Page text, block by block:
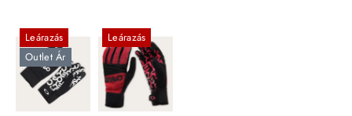
Leárazás
Outlet Ár
Leárazás